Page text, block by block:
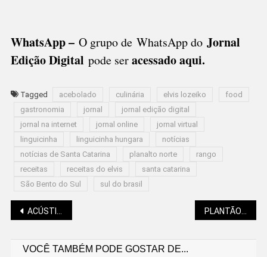
WhatsApp – O grupo de WhatsApp do Jornal
Edição Digital pode seracessado aqui.
Tagged acebolado culinária elvis lozeiko
food
gastronomia
jornal
jornal edição digital
jornal na internet
jornal online
jornal virtual
linguicinha
linguicinha hungara
notícias
notícias de Santa Catarina
planalto norte
rango
receitas
receitas do elvis
santa catarina
São Bento do Sul
sul do brasil
Navegação
ACÚSTICO, SUMMER VIBES E KARAOKÊ NIGHT NA AGENDA DO BECO
VOCÊ TAMBÉM PODE GOSTAR DE...